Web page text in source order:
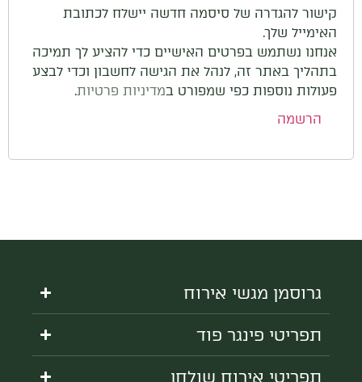
קישור להגדרה של סיסמה חדשה יישלח לכתובת
האימייל שלך.
אנחנו נשתמש בפרטים האישיים כדי להציע לך תמיכה
בתהליך באתר זה, לנהל את הגישה לחשבון וכדי לבצע
פעולות נוספות כפי שמפורט ב מדיניות פרטיות.
הרשמה
גרוסמן מגשי אירוח
תפריטי פינגר פוד
תפריטי אירוח שולחן